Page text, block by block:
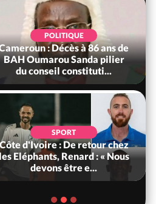
SOCIÉTÉ
Côte d'Ivoire : Indépendance
à Grand-Béréby, le Sous-
Préfet exhorte les pop...
POLITIQUE
Bénin : L'ancien président
Patrice Talon élu à la tête du
Sénat